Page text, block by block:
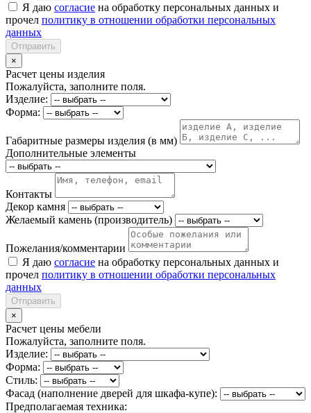
Я даю согласие на обработку персональных данных и
прочел политику в отношении обработки персональных
данных
Отправить
×
Расчет цены изделия
Пожалуйста, заполните поля.
Изделие:
Форма:
Габаритные размеры изделия (в мм)
Дополнительные элементы
Контакты
Декор камня
Желаемый камень (производитель)
Пожелания/комментарии
Я даю согласие на обработку персональных данных и
прочел политику в отношении обработки персональных
данных
Отправить
×
Расчет цены мебели
Пожалуйста, заполните поля.
Изделие:
Форма:
Стиль:
Фасад (наполнение дверей для шкафа-купе):
Предполагаемая техника: